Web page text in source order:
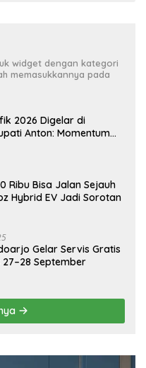
widget dengan kategori
memasukkannya pada
2026 Digelar di
Anton: Momentum
Ribu Bisa Jalan Sejauh
Hybrid EV Jadi Sorotan
Gelar Servis Gratis
27–28 September